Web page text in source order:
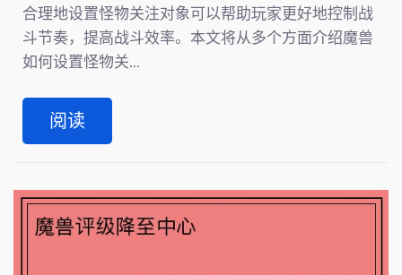
合理地设置怪物关注对象可以帮助玩家更好地控制战
斗节奏，提高战斗效率。本文将从多个方面介绍魔兽
如何设置怪物关...
阅读